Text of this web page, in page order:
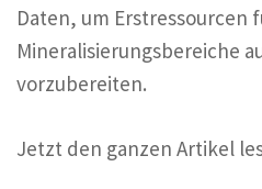
Daten, um Erstressourcen
Mineralisierungsbereiche
vorzubereiten.
Jetzt den ganzen Artikel